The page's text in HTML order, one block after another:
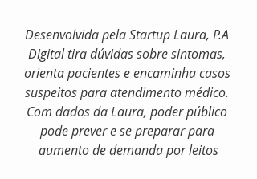
Desenvolvida pela Startup Laura, P.A
Digital tira dúvidas sobre sintomas,
orienta pacientes e encaminha casos
suspeitos para atendimento médico.
Com dados da Laura, poder público
pode prever e se preparar para
aumento de demanda por leitos